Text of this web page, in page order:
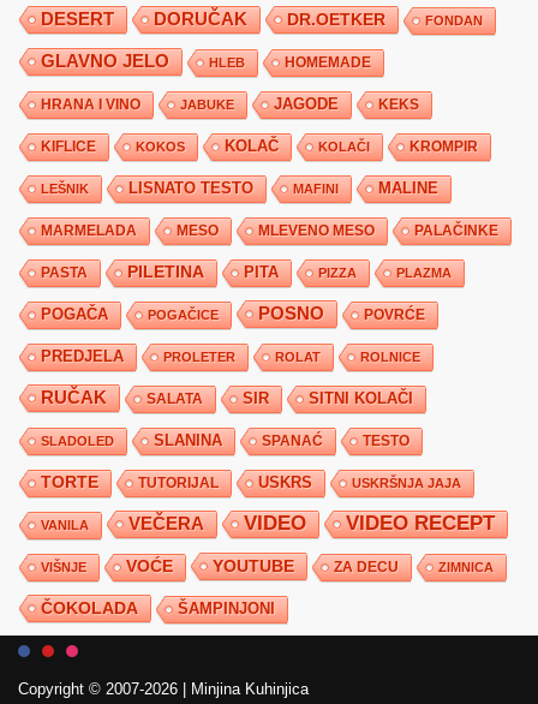
DESERT DORUČAK DR.OETKER FONDAN
GLAVNO JELO HLEB HOMEMADE
HRANA I VINO JABUKE JAGODE KEKS
KIFLICE KOKOS KOLAČ KOLAČI KROMPIR
LEŠNIK LISNATO TESTO MAFINI MALINE
MARMELADA MESO MLEVENO MESO PALAČINKE
PASTA PILETINA PITA PIZZA PLAZMA
POGAČA POGAČICE POSNO POVRĆE
PREDJELA PROLETER ROLAT ROLNICE
RUČAK SALATA SIR SITNI KOLAČI
SLADOLED SLANINA SPANAĆ TESTO
TORTE TUTORIJAL USKRS USKRŠNJA JAJA
VANILA VEČERA VIDEO VIDEO RECEPT
VIŠNJE VOĆE YOUTUBE ZA DECU ZIMNICA
ČOKOLADA ŠAMPINJONI
Copyright © 2007-2026 | Minjina Kuhinjica